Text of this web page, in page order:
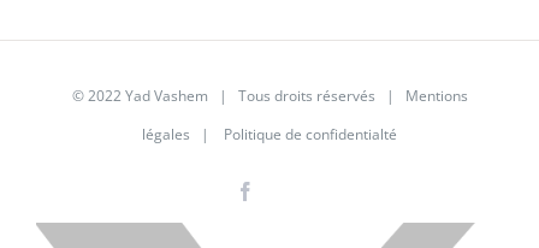
© 2022 Yad Vashem | Tous droits réservés | Mentions
légales | Politique de confidentialté
X